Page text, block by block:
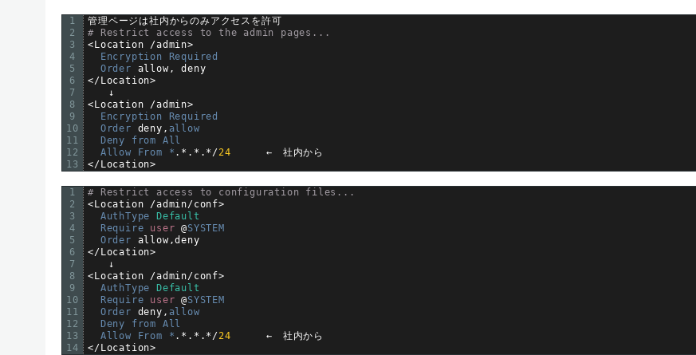
1
2
3
4
5
6
7
8
9
10
11
12
13
管理ページは社内からのみアクセスを許可
# Restrict access to the admin pages...
< Location /admin>
Encryption
Required
Order allow ,
deny
</ Location>
↓
< Location /admin>
Encryption
Required
Order deny , allow
Deny from All
Allow
From * . * . * . * /24
←　社内から
</ Location>
1
2
3
4
5
6
7
8
9
10
11
12
13
14
# Restrict access to configuration files...
< Location /admin/conf>
AuthType
Default
Require user @SYSTEM
Order allow ,deny
</ Location>
↓
< Location /admin/conf>
AuthType
Default
Require user @SYSTEM
Order deny , allow
Deny from All
Allow
From * . * . * . * /24
←　社内から
</ Location>